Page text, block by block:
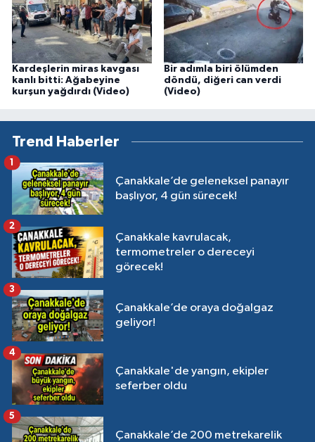
Kardeşlerin miras kavgası
kanlı bitti: Ağabeyine
kurşun yağdırdı (Video)
Bir adımla biri ölümden
döndü, diğeri can verdi
(Video)
Trend Haberler
Çanakkale’de geleneksel panayır
başlıyor, 4 gün sürecek!
1
Çanakkale kavrulacak,
termometreler o dereceyi
görecek!
2
Çanakkale’de oraya doğalgaz
geliyor!
3
Çanakkale'de yangın, ekipler
seferber oldu
4
Çanakkale’de 200 metrekarelik
5